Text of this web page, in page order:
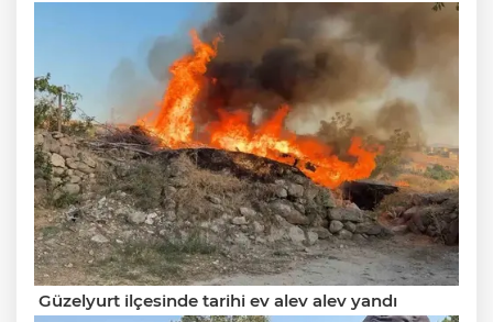
Güzelyurt ilçesinde tarihi ev alev alev yandı